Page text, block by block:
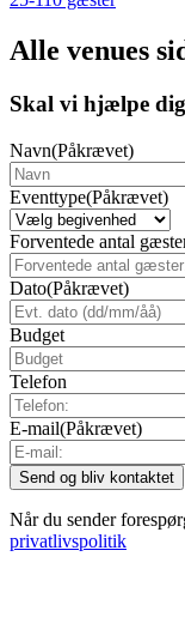
Alle venues
Skal vi hjælpe
Navn(Påkrævet)
Eventtype(Påkrævet)
Forventede antal
Dato(Påkrævet)
Budget
Telefon
E-mail(Påkrævet)
Når du sender
privatlivspolitik